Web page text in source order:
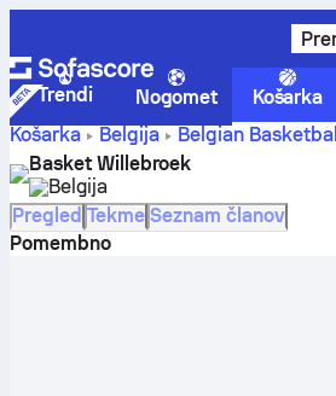
Trendi Nogomet Košarka
Košarka
Belgija
Belgian
Basket Willebroek rezultati,
Basket Willebroek
Belgija
Pregled Tekme Seznam članov
Pomembno